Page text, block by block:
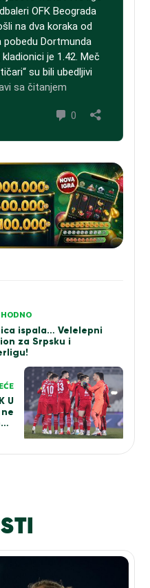
ispala… Velelepni
za Srpsku i
U